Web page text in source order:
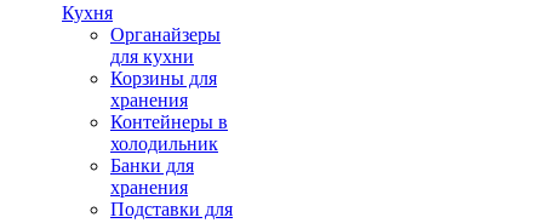
Кухня
Органайзеры
для кухни
Корзины для
хранения
Контейнеры в
холодильник
Банки для
хранения
Подставки для